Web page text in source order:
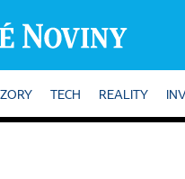
TECH REALITY